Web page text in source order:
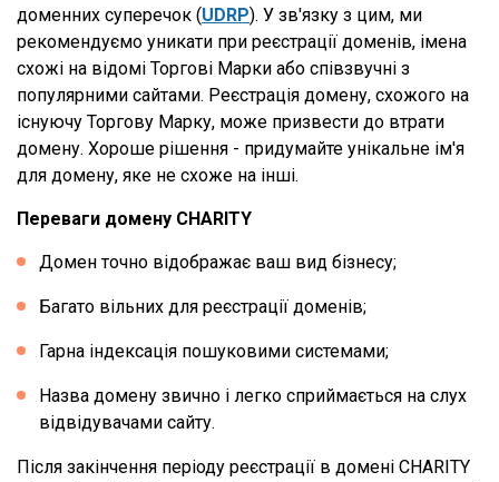
доменних суперечок (UDRP). У зв'язку з цим, ми
рекомендуємо уникати при реєстрації доменів, імена
схожі на відомі Торгові Марки або співзвучні з
популярними сайтами. Реєстрація домену, схожого на
існуючу Торгову Марку, може призвести до втрати
домену. Хороше рішення - придумайте унікальне ім'я
для домену, яке не схоже на інші.
Переваги домену CHARITY
Домен точно відображає ваш вид бізнесу;
Багато вільних для реєстрації доменів;
Гарна індексація пошуковими системами;
Назва домену звично і легко сприймається на слух
відвідувачами сайту.
Після закінчення періоду реєстрації в домені CHARITY